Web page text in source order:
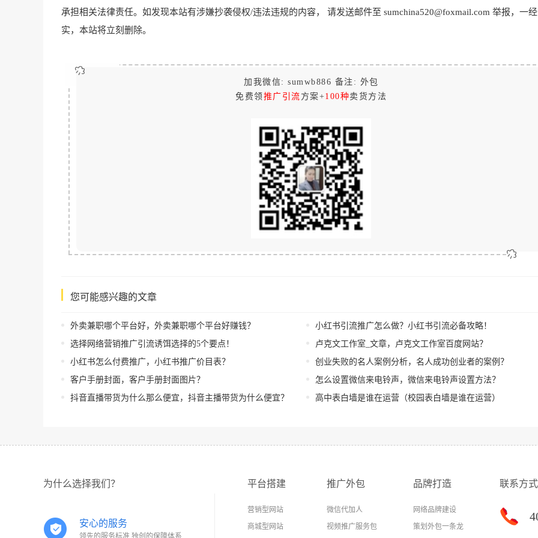
承担相关法律责任。如发现本站有涉嫌抄袭侵权/违法违规的内容， 请发送邮件至 sumchina520@foxmail.com 举报，一
实，本站将立刻删除。
加我微信: sumwb886 备注: 外包
免费领 推广引流 方案+100种卖货方法
您可能感兴趣的文章
外卖兼职哪个平台好，外卖兼职哪个平台好赚钱？
选择网络营销推广引流诱饵选择的5个要点！
小红书怎么付费推广，小红书推广价目表？
客户手册封面，客户手册封面图片？
抖音直播带货为什么那么便宜，抖音主播带货为什么便宜？
小红书引流推广怎么做？小红书引流必备攻略！
卢克文工作室_文章，卢克文工作室百度网站？
创业失败的名人案例分析，名人成功创业者的案例？
怎么设置微信来电铃声，微信来电铃声设置方法？
高中表白墙是谁在运营（校园表白墙是谁在运营）
为什么选择我们？
安心的服务
领先的服务标准 独创的保障体系
平台搭建
营销型网站
商城型网站
推广外包
微信代加人
视频推广服务包
品牌打造
网络品牌建设
策划外包一条龙
联系方式